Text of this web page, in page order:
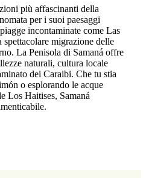
più affascinanti della
per i suoi paesaggi
incontaminate come Las
spettacolare migrazione delle
La Penisola di Samaná offre
naturali, cultura locale
dei Caraibi. Che tu stia
o esplorando le acque
Los Haitises, Samaná